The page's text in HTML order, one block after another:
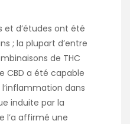
et d’études ont été
; la plupart d’entre
de THC
CBD a été capable
dans
induite par la
l’a affirmé une